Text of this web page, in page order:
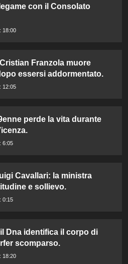
con il Consolato
18:00
Franzola muore
essersi addormentato.
12:05
perde la vita durante
6:05
Cavallari: la ministra
e sollievo.
0:15
Dna identifica il corpo di
scomparso.
18:20